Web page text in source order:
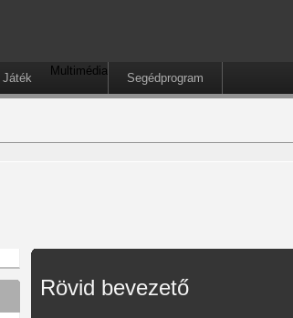
Játék
Multimédia
Segédprogram
Rövid bevezető